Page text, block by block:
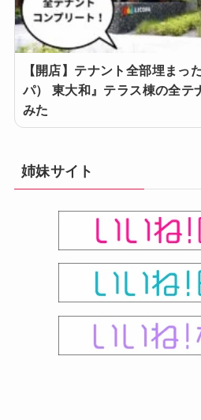
【開店】テナント全部埋まっ
パ） 東大和』テラス棟の全テ
みた
姉妹サイト